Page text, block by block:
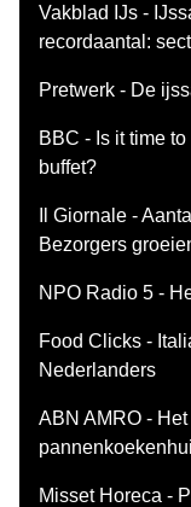
Vakblad IJs -
recordaantal:
Pretwerk - De
BBC - Is it time
buffet?
Il Giornale -
Bezorgers
NPO Radio 5 -
Food Clicks -
Nederlanders
ABN AMRO -
Misset Horeca -